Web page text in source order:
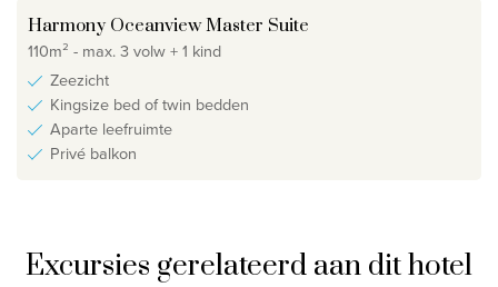
Harmony Oceanview Master Suite
110m² - max. 3 volw + 1 kind
Zeezicht
Kingsize bed of twin bedden
Aparte leefruimte
Privé balkon
Excursies gerelateerd aan dit hotel